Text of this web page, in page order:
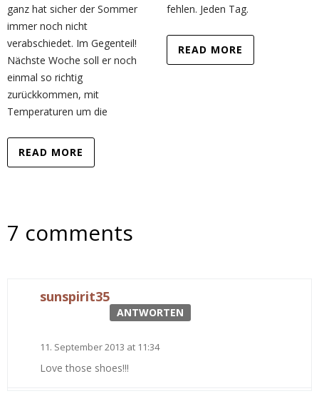
ganz hat sicher der Sommer
immer noch nicht
verabschiedet. Im Gegenteil!
Nächste Woche soll er noch
einmal so richtig
zurückkommen, mit
Temperaturen um die
READ MORE
fehlen. Jeden Tag.
READ MORE
7 comments
sunspirit35
ANTWORTEN
11. September 2013 at 11:34
Love those shoes!!!